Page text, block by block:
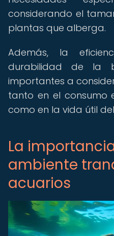
considerando el
plantas que alberga.
Además, la
durabilidad de la
importantes a
tanto en el consumo
como en la vida útil
La
ambiente
acuarios